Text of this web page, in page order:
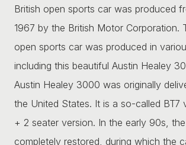
British open sports car was produced
1967 by the British Motor Corporation.
open sports car was produced in
including this beautiful Austin Healey
Austin Healey 3000 was originally
the United States. It is a so-called BT7
+ 2 seater version. In the early 90s,
completely restored, during which the